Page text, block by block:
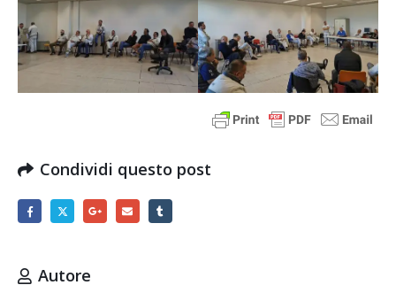
Condividi questo post
Autore